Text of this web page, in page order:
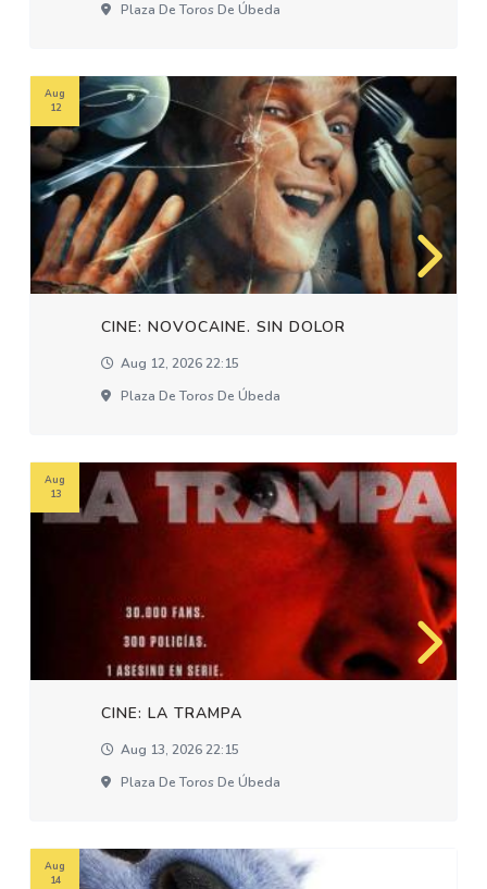
Plaza De Toros De Úbeda
CINE: NOVOCAINE. SIN DOLOR
Aug 12, 2026 22:15
Plaza De Toros De Úbeda
Aug
12
CINE: LA TRAMPA
Aug 13, 2026 22:15
Plaza De Toros De Úbeda
Aug
13
Aug
14